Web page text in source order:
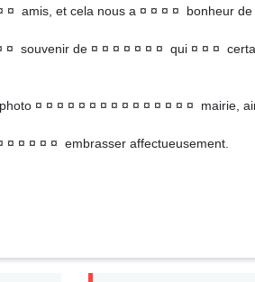
¤ amis, et cela nous a ¤ ¤ ¤ ¤ bonheur
¤ souvenir de ¤ ¤ ¤ ¤ ¤ ¤ ¤ qui ¤ ¤ ¤
¤ ¤ ¤ ¤ ¤ ¤ ¤ ¤ ¤ ¤ ¤ ¤ ¤ ¤ ¤ mairie,
¤ ¤ ¤ ¤ ¤ embrasser affectueusement.